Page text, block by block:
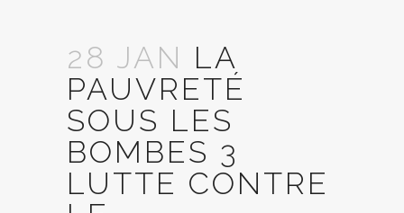
28 JAN LA
PAUVRETÉ
SOUS LES
BOMBES 3
LUTTE CONTRE